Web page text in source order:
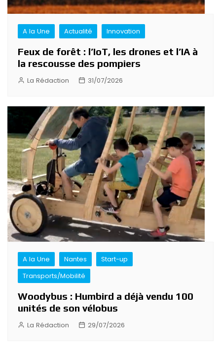
A la Une Actualité Innovation
Feux de forêt : l’IoT, les drones et l’IA à
la rescousse des pompiers
La Rédaction 31/07/2026
A la Une Nantes
Start-up
Transports/Mobilité
Woodybus : Humbird a déjà vendu 100
unités de son vélobus
La Rédaction 29/07/2026